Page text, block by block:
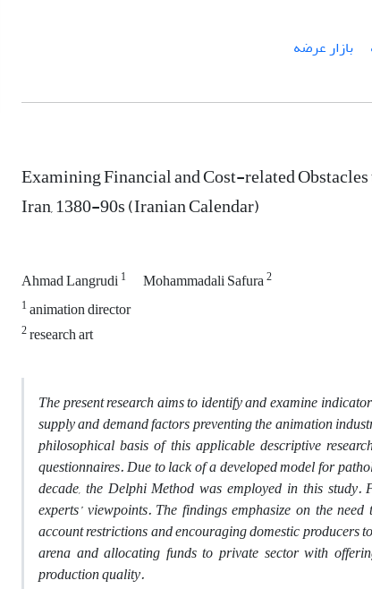
بازار عرضه
Examining Financial and Cost-related
Iran, 1380-90s (Iranian Calendar)
Ahmad Langrudi1 Mohammadali Safura2
1animation director
2research art
The present research aims to identify and examine
supply and demand factors preventing the animation
philosophical basis of this applicable descriptive
questionnaires. Due to lack of a developed model for
decade, the Delphi Method was employed in this
experts’ viewpoints. The findings emphasize on the
account restrictions and encouraging domestic
arena and allocating funds to private sector with
production quality.